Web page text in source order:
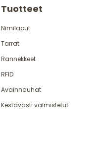
Tuotteet
Nimilaput
Tarrat
Rannekkeet
RFID
Avainnauhat
Kestävästi valmistetut